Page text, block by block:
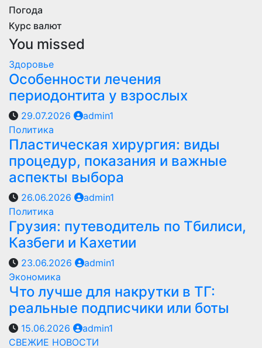
Погода
Курс валют
You missed
Здоровье
Особенности лечения
периодонтита у взрослых
29.07.2026
admin1
Политика
Пластическая хирургия: виды
процедур, показания и важные
аспекты выбора
26.06.2026
admin1
Политика
Грузия: путеводитель по Тбилиси,
Казбеги и Кахетии
23.06.2026
admin1
Экономика
Что лучше для накрутки в ТГ:
реальные подписчики или боты
15.06.2026
admin1
СВЕЖИЕ НОВОСТИ